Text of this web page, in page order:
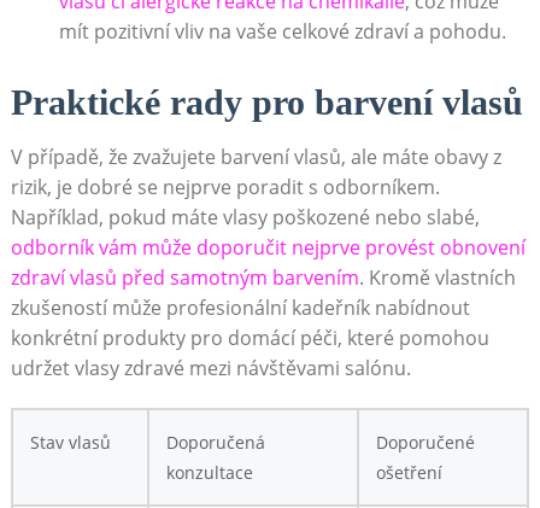
⁣mít pozitivní vliv na vaše celkové‍ zdraví a pohodu.
Praktické rady‌ pro ‌barvení vlasů
V případě, že ‌zvažujete barvení vlasů, ⁢ale máte obavy z
rizik, je dobré se ​nejprve poradit ⁢s odborníkem.
Například, pokud máte vlasy poškozené nebo slabé,
odborník vám může doporučit nejprve ​provést obnovení
zdraví vlasů před samotným​ barvením. Kromě ⁢vlastních
zkušeností může⁣ profesionální kadeřník⁢ nabídnout
konkrétní produkty‌ pro domácí péči, které ​pomohou
udržet vlasy zdravé mezi ⁤návštěvami salónu.
Stav vlasů
Doporučená
konzultace
Doporučené
⁣ošetření